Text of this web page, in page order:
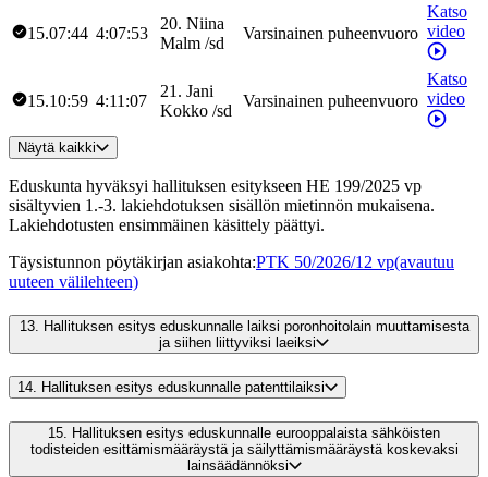
15.07:44 4:07:53
20. Niina
Malm /sd
Varsinainen puheenvuoro
Katso
video
15.10:59 4:11:07
21 . Jani
Kokko /sd
Varsinainen puheenvuoro
Katso
video
Näytä kaikki
Eduskunta hyväksyi hallituksen esitykseen HE 199/2025 vp
sisältyvien 1.-3. lakiehdotuksen sisällön mietinnön mukaisena.
Lakiehdotusten ensimmäinen käsittely päättyi.
Täysistunnon pöytäkirjan asiakohta:PTK 50/2026/12 vp(avautuu
uuteen välilehteen)
13. Hallituksen esitys eduskunnalle laiksi poronhoitolain muuttamisesta
ja siihen liittyviksi laeiksi
14. Hallituksen esitys eduskunnalle patenttilaiksi
15.
Hallituksen esitys eduskunnalle eurooppalaista sähköisten
todisteiden esittämismääräystä ja säilyttämismääräystä koskevaksi
lainsäädännöksi